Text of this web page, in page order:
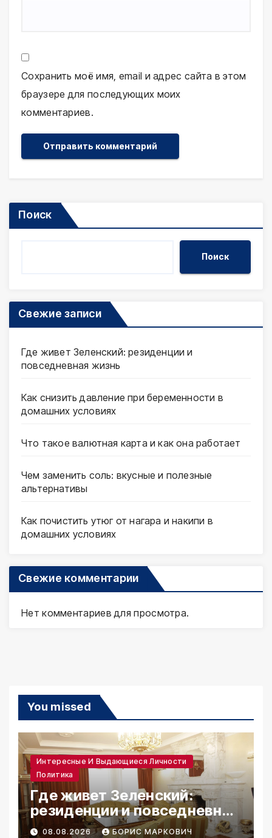
Сохранить моё имя, email и адрес сайта в этом
браузере для последующих моих
комментариев.
Поиск
Поиск
Свежие записи
Где живет Зеленский: резиденции и
повседневная жизнь
Как снизить давление при беременности в
домашних условиях
Что такое валютная карта и как она работает
Чем заменить соль: вкусные и полезные
альтернативы
Как почистить утюг от нагара и накипи в
домашних условиях
Свежие комментарии
Нет комментариев для просмотра.
You missed
Интересные И Выдающиеся Личности
Политика
Где живет Зеленский:
резиденции и повседневная
жизнь
08.08.2026 БОРИС МАРКОВИЧ